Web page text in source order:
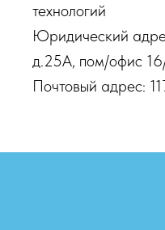
технологий
Юридический
д.25А, пом/офис
Почтовый адрес: